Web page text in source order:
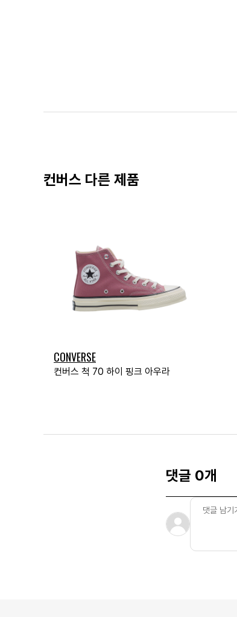
컨버스 다른 제품
CONVERSE
컨버스 척 70 하이 핑크 아우라
댓글 0개